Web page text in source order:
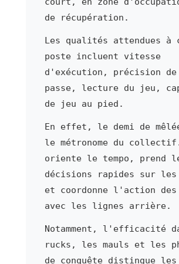
de récupération.
Les qualités attendues à
poste incluent vitesse
d'exécution, précision
passe, lecture du jeu,
de jeu au pied.
En effet, le demi de
le métronome du
oriente le tempo, prend
décisions rapides sur les
et coordonne l'action des
avec les lignes arrière.
Notamment, l'efficacité
rucks, les mauls et les
de conquête distingue les